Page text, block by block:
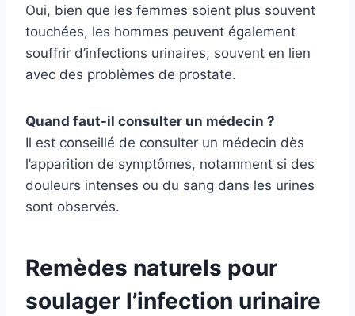
Oui, bien que les femmes soient plus souvent
touchées, les hommes peuvent également
souffrir d’infections urinaires, souvent en lien
avec des problèmes de prostate.
Quand faut-il consulter un médecin ?
Il est conseillé de consulter un médecin dès
l’apparition de symptômes, notamment si des
douleurs intenses ou du sang dans les urines
sont observés.
Remèdes naturels pour
soulager l’infection urinaire